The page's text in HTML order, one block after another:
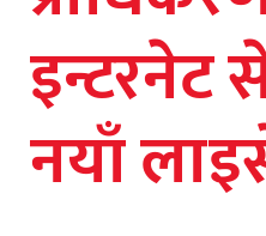
इन्टरनेट
नयाँ